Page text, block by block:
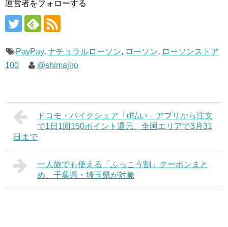
運営者をフォローする
PayPay, ナチュラルローソン, ローソン, ローソンストア
100
@shimajiro
ドコモ・バイクシェア「d払い」アプリから注文
で1日1回150ポイント還元、全国エリアで3月31
日まで
一人旅でも使える「ふっこう割」クーポンまと
め、千葉県・埼玉県が対象